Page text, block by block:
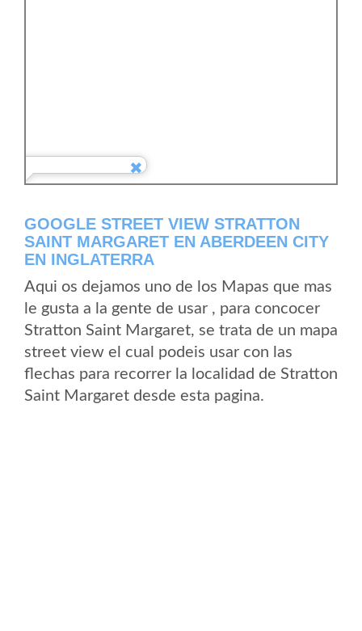
GOOGLE STREET VIEW STRATTON
SAINT MARGARET EN ABERDEEN CITY
EN INGLATERRA
Aqui os dejamos uno de los Mapas que mas
le gusta a la gente de usar , para concocer
Stratton Saint Margaret, se trata de un mapa
street view el cual podeis usar con las
flechas para recorrer la localidad de Stratton
Saint Margaret desde esta pagina.